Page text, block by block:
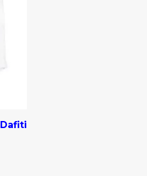
Dafiti